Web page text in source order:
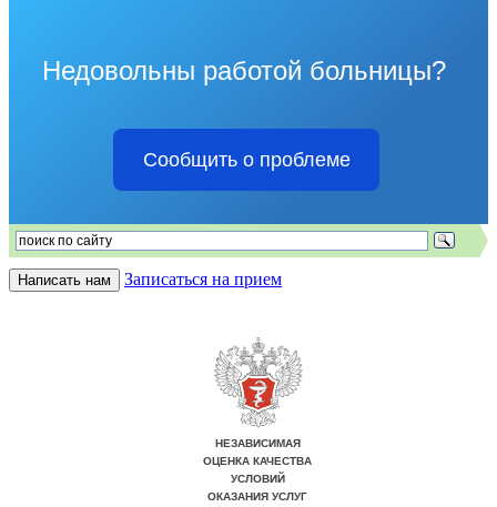
Недовольны работой больницы?
Сообщить о проблеме
Написать нам Записаться на прием